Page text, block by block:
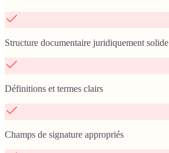
Structure documentaire juridiquement solide
Définitions et termes clairs
Champs de signature appropriés